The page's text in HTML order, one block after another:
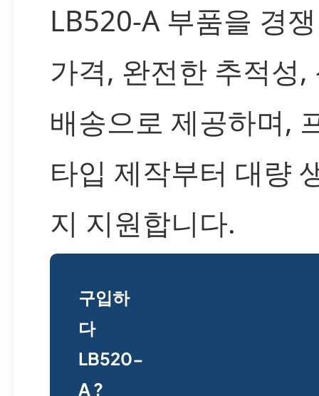
LB520-A 부품을 경
가격, 완전한 추적성,
배송으로 제공하며,
타입 제작부터 대량
지 지원합니다.
구입하
다
LB520-
A ?